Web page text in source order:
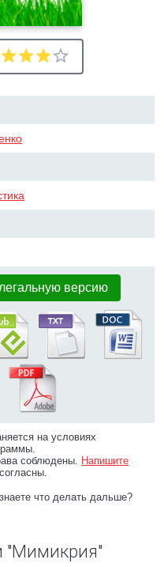
версию
на условиях
соблюдены. Напишите
что делать дальше?
"Мимикрия"